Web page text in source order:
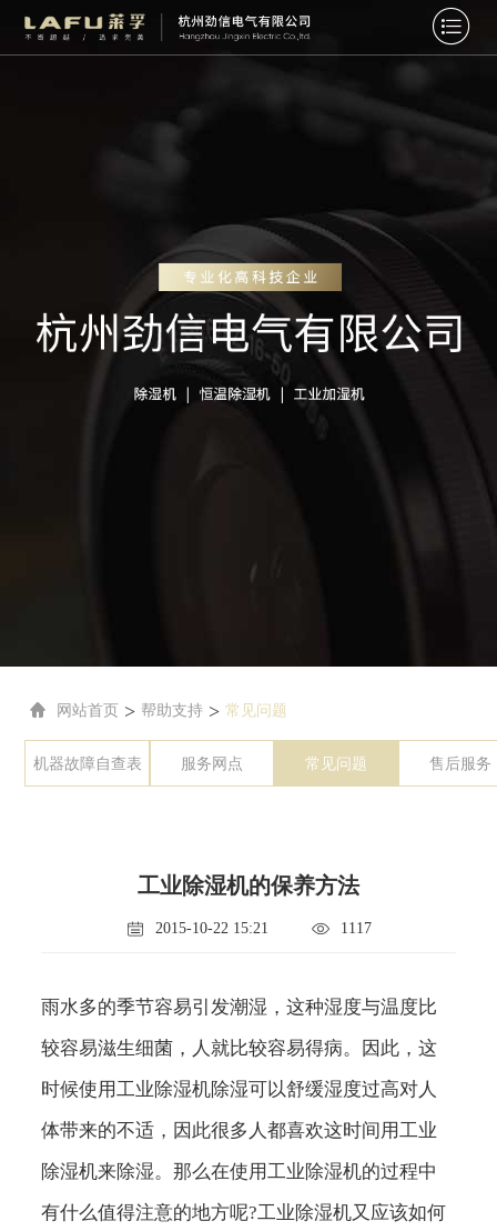
网站首页 > 帮助支持 > 常见问题
机器故障自查表 服务网点 常见问题 售后服务
工业除湿机的保养方法
2015-10-22 15:21 1117
雨水多的季节容易引发潮湿，这种湿度与温度比
较容易滋生细菌，人就比较容易得病。因此，这
时候使用工业除湿机除湿可以舒缓湿度过高对人
体带来的不适，因此很多人都喜欢这时间用工业
除湿机来除湿。那么在使用工业除湿机的过程中
有什么值得注意的地方呢?工业除湿机又应该如何